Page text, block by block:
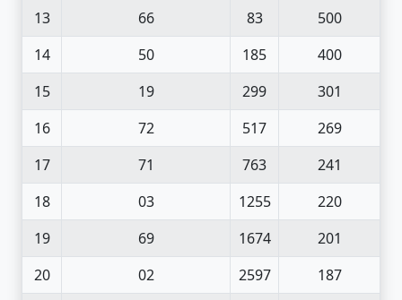
13
66 83
500
14
50 185
400
15
19 299
301
16
72 517
269
17
71 763
241
18
03 1255
220
19
69 1674
201
20
02 2597
187